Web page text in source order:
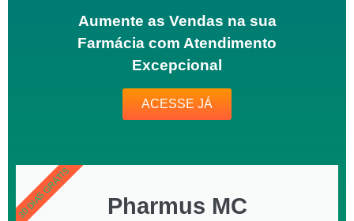
Aumente as Vendas na sua
Farmácia com Atendimento
Excepcional
ACESSE JÁ
GRÁTIS Pharmus MC
30 DIAS GRÁTIS